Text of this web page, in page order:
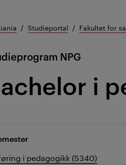
Studieportal Fakultet for
NPG
i
i pedagogikk (5340)